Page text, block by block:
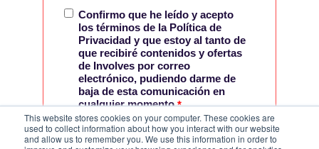
This website stores cookies on your computer. These cookies are
used to collect information about how you interact with our website
and allow us to remember you. We use this information in order to
Confirmo que he leído y acepto
los términos de la Política de
Privacidad y que estoy al tanto de
que recibiré contenidos y ofertas
de Involves por correo
electrónico, pudiendo darme de
baja de esta comunicación en
cualquier momento.*